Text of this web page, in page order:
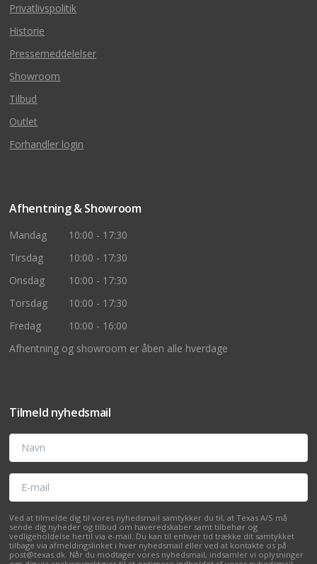
Privatlivspolitik
Historie
Pressemeddelelser
Showroom
Tilbud
Outlet
Forhandler login
Afhentning & Showroom
Mandag
10:00 - 17:30
Tirsdag
10:00 - 17:30
Onsdag
10:00 - 17:30
Torsdag
10:00 - 17:30
Fredag
10:00 - 16:00
Afhentning og showroom er åben alle hverdage
Tilmeld nyhedsmail
Navn
E-mail
Ved at tilmelde dig til vores nyhedsmail samtykker du til, at Texas A/S må
sende dig nyheder og tilbud om haveredskaber samt tilbehør og
vedligeholdelse hertil via e-mail. Du kan til enhver tid trække dit samtykket
tilbage via afmeldingslinket i hver nyhedsmail eller ved at kontakte os på
post@texas.dk. Når du modtager vores nyhedsmail, indsamler vi oplysninger